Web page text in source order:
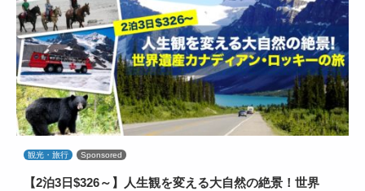
観光・旅行 Sponsored
【2泊3日$326～】人生観を変える大自然の絶景！世界